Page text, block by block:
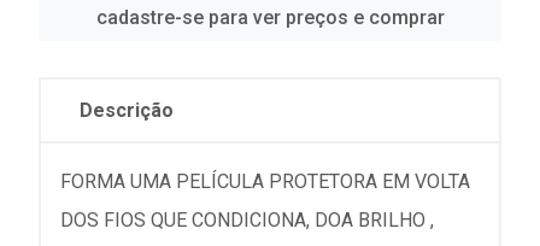
cadastre-se para ver preços e comprar
Descrição
FORMA UMA PELÍCULA PROTETORA EM VOLTA
DOS FIOS QUE CONDICIONA, DOA BRILHO ,